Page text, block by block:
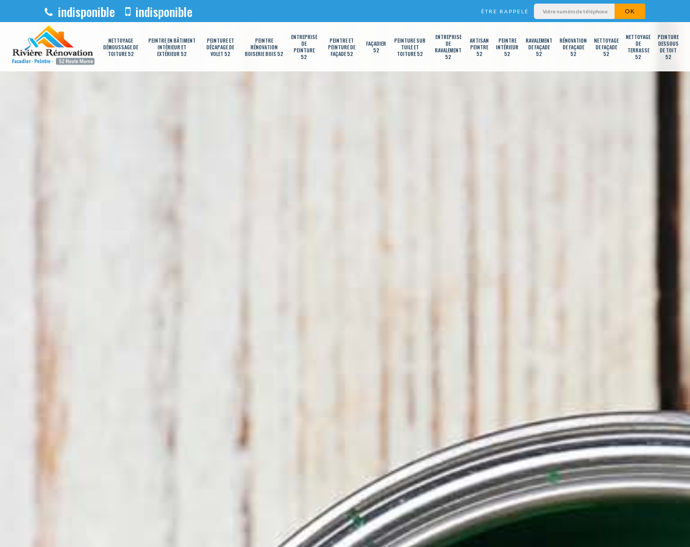
indisponible indisponible ÊTRE RAPPELÉ
NETTOYAGE
DÉMOUSSAGE DE
TOITURE 52
PEINTRE EN BÂTIMENT
INTÉRIEUR ET
EXTÉRIEUR 52
PEINTURE ET
DÉCAPAGE DE
VOLET 52
PEINTRE
RÉNOVATION
BOISERIE BOIS 52
ENTREPRISE
DE
PEINTURE
52
PEINTRE ET
PEINTURE DE
FAÇADE 52
FAÇADIER
52
PEINTURE SUR
TUILE ET
TOITURE 52
ENTREPRISE
DE
RAVALEMENT
52
ARTISAN
PEINTRE
52
PEINTRE
INTÉRIEUR
52
RAVALEMENT
DE FAÇADE
52
RÉNOVATION
DE FAÇADE
52
NETTOYAGE
DE FAÇADE
52
NETTOYAGE
DE
TERRASSE
52
PEINTURE
DESSOUS
DE TOIT
52